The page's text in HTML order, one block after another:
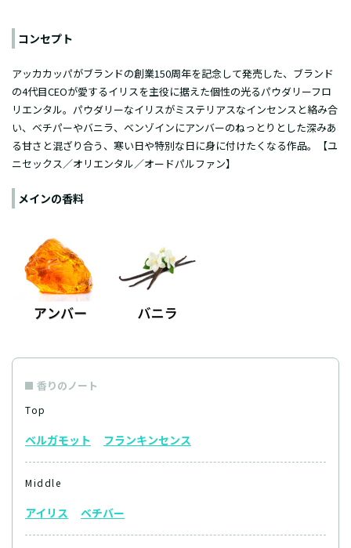
コンセプト
アッカカッパがブランドの創業150周年を記念して発売した、ブランド
の4代目CEOが愛するイリスを主役に据えた個性の光るパウダリーフロ
リエンタル。パウダリーなイリスがミステリアスなインセンスと絡み合
い、ベチパーやバニラ、ベンゾインにアンバーのねっとりとした深みあ
る甘さと混ざり合う、寒い日や特別な日に身に付けたくなる作品。【ユ
ニセックス／オリエンタル／オードパルファン】
メインの香料
香りのノート
Top
ベルガモット フランキンセンス
Middle
アイリス ベチバー